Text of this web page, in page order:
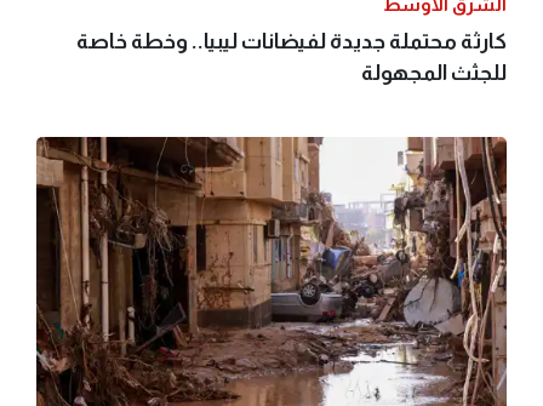
كارثة محتملة جديدة لفيضانات ليبيا.. وخطة خاصة
للجثث المجهولة